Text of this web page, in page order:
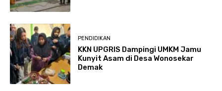
PENDIDIKAN
KKN UPGRIS Dampingi UMKM Jamu
Kunyit Asam di Desa Wonosekar
Demak